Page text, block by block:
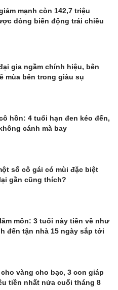
mạnh còn 142,7 triệu
dòng biến động trái chiều
gia ngầm chính hiệu, bên
mùa bên trong giàu sụ
hồn: 4 tuổi hạn đen kéo đến,
cánh mà bay
số cô gái có mùi đặc biệt
gần cũng thích?
môn: 3 tuổi này tiền về như
đến tận nhà 15 ngày sắp tới
vàng cho bạc, 3 con giáp
tiền nhất nửa cuối tháng 8